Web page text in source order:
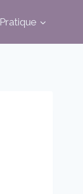
Pratique